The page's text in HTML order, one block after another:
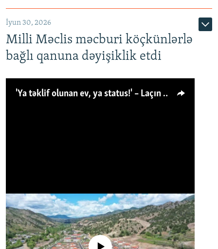
İyun 30, 2026
Milli Məclis məcburi köçkünlərlə
bağlı qanuna dəyişiklik etdi
'Ya təklif olunan ev, ya status!' – Laçın köçkünü: 'Laçından başqa heç hara!'
No media source currently available